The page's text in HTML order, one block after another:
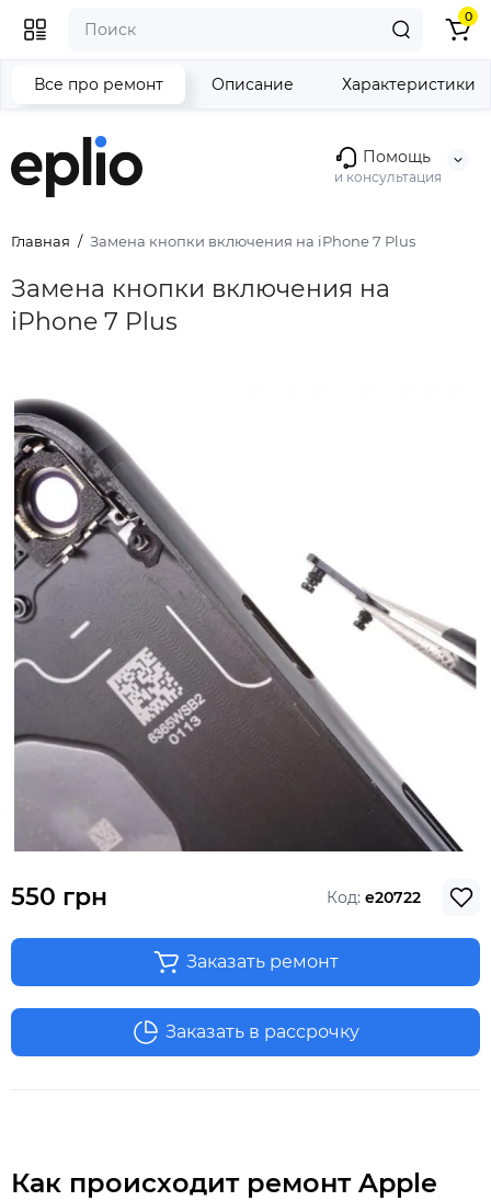
Помощь
и консультация
0
Главная Замена кнопки включения на iPhone 7 Plus
Замена кнопки включения на
iPhone 7 Plus
Все про ремонт Описание Характеристики
550 грн Код: e20722
Заказать ремонт
Заказать в рассрочку
Как происходит ремонт Apple